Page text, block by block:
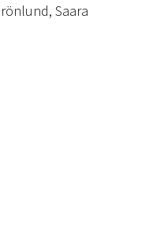
Saara